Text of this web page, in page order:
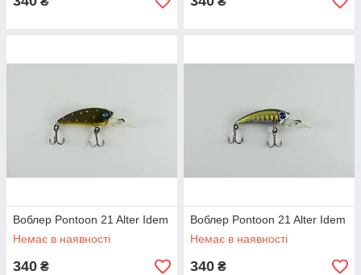
Воблер Pontoon 21 Alter Idem
Немає в наявності
340 ₴
Воблер Pontoon 21 Alter Idem
Немає в наявності
340 ₴